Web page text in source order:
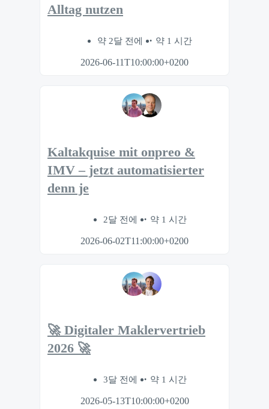
Alltag nutzen
약 2달 전에 약 1 시간
2026-06-11T10:00:00+0200
Kaltakquise mit onpreo &
IMV – jetzt automatisierter
denn je
2달 전에 약 1 시간
2026-06-02T11:00:00+0200
🚀 Digitaler Maklervertrieb
2026 🚀
3달 전에 약 1 시간
2026-05-13T10:00:00+0200